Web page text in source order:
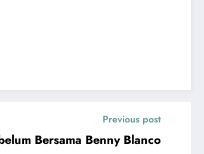
Previous post
Bersama Benny Blanco